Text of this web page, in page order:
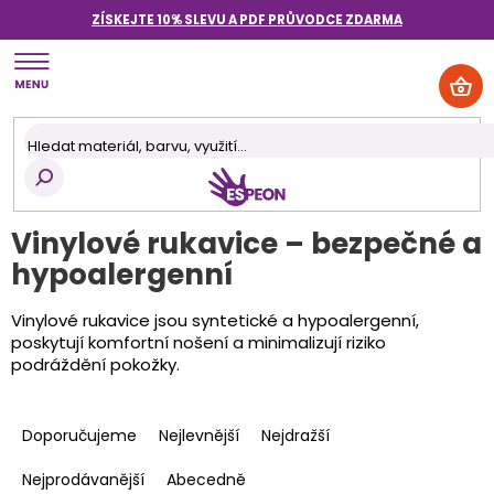
obsah
ZÍSKEJTE 10% SLEVU A PDF PRŮVODCE ZDARMA
Vinylové rukavice – bezpečné a
hypoalergenní
Vinylové rukavice jsou syntetické a hypoalergenní,
poskytují komfortní nošení a minimalizují riziko
podráždění pokožky.
a
e
Doporučujeme Nejlevnější
Nejdražší
Nejprodávanější
Abecedně